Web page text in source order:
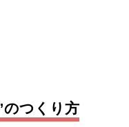
のつくり方